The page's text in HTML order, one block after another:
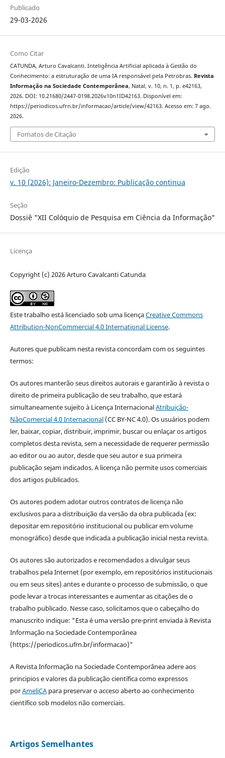
Publicado
29-03-2026
Como Citar
CATUNDA, Arturo Cavalcanti. Inteligência Artificial aplicada à Gestão do
Conhecimento: a estruturação de uma IA responsável pela Petrobras. Revista
Informação na Sociedade Contemporânea, Natal, v. 10, n. 1, p. e42163,
2026. DOI: 10.21680/2447-0198.2026v10n1ID42163. Disponível em:
https://periodicos.ufrn.br/informacao/article/view/42163. Acesso em: 7 ago.
2026.
Fomatos de Citação
Edição
v. 10 (2026): Janeiro-Dezembro: Publicação continua
Seção
Dossiê "XII Colóquio de Pesquisa em Ciência da Informação"
Licença
Copyright (c) 2026 Arturo Cavalcanti Catunda
Este trabalho está licenciado sob uma licençaCreative Commons
Attribution-NonCommercial 4.0 International License.
Autores que publicam nesta revista concordam com os seguintes
termos:
Os autores manterão seus direitos autorais e garantirão à revista o
direito de primeira publicação de seu trabalho, que estará
simultaneamente sujeito à Licença InternacionalAtribuição-
NãoComercial 4.0 Internacional(CC BY-NC 4.0). Os usuários podem
ler, baixar, copiar, distribuir, imprimir, buscar ou enlaçar os artigos
completos desta revista, sem a necessidade de requerer permissão
ao editor ou ao autor, desde que seu autor e sua primeira
publicação sejam indicados. A licença não permite usos comerciais
dos artigos publicados.
Os autores podem adotar outros contratos de licença não
exclusivos para a distribuição da versão da obra publicada (ex:
depositar em repositório institucional ou publicar em volume
monográfico) desde que indicada a publicação inicial nesta revista.
Os autores são autorizados e recomendados a divulgar seus
trabalhos pela Internet (por exemplo, em repositórios institucionais
ou em seus sites) antes e durante o processo de submissão, o que
pode levar a trocas interessantes e aumentar as citações de o
trabalho publicado. Nesse caso, solicitamos que o cabeçalho do
manuscrito indique: "Esta é uma versão pre-print enviada à Revista
Informação na Sociedade Contemporânea
(https://periodicos.ufrn.br/informacao)"
A Revista Informação na Sociedade Contemporânea adere aos
principios e valores da publicação científica como expressos
porAmeliCApara preservar o acceso aberto ao conhecimento
científico sob modelos não comerciais.
Artigos Semelhantes